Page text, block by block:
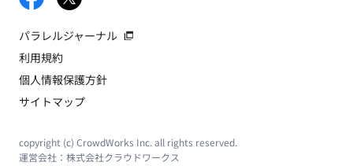
パラレルジャーナル
利用規約
個人情報保護方針
サイトマップ
copyright (c) CrowdWorks Inc. all rights reserved.
運営会社： 株式会社クラウドワークス